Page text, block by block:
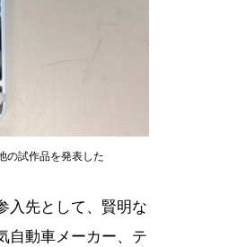
の試作品を発表した
入先として、賢明な
自動車メーカー、テ